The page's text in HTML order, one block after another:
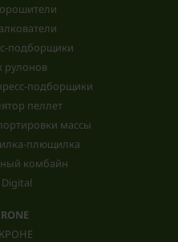
подборщики
рулонов
подборщики
пеллет
массы
плющилка
комбайн
Digital